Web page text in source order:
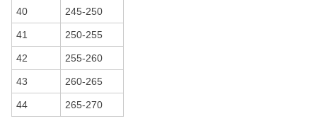
40 245-250
41 250-255
42 255-260
43 260-265
44 265-270